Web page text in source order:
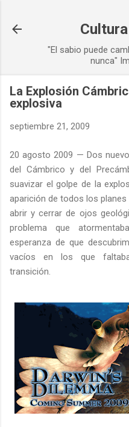
"El sabio puede
nunca"
La Explosión
explosiva
septiembre 21, 2009
20 agosto 2009 — Dos
del Cámbrico y del
suavizar el golpe de la
aparición de todos los
abrir y cerrar de ojos
problema que
esperanza de que
vacíos en los que
transición.